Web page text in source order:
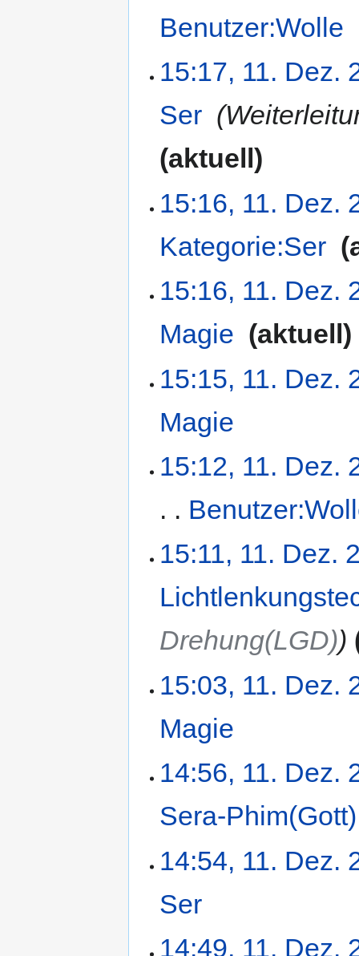
Benutzer:Wolle
15:17, 11. Dez.
Ser
aktuell
15:16, 11. Dez.
Kategorie:Ser
15:16, 11. Dez.
Magie
aktuell
15:15, 11. Dez.
Magie
15:12, 11. Dez.
15:11, 11. Dez.
Drehung(LGD)
15:03, 11. Dez.
Magie
14:56, 11. Dez.
Sera-Phim(Gott)
14:54, 11. Dez.
Ser
14:49, 11. Dez.